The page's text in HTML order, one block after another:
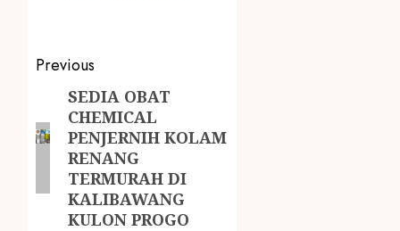
Previous
SEDIA OBAT
CHEMICAL
PENJERNIH KOLAM
RENANG
TERMURAH DI
KALIBAWANG
KULON PROGO